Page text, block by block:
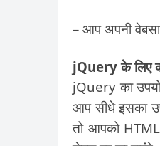
– आप अपनी
jQuery के लिए
jQuery का
आप सीधे इसका
तो आपको